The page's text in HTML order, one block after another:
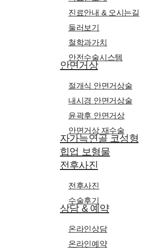
진료안내 & 오시는길
둘러보기
철학과가치
안전수술시스템
안면거상
절개식 안면거상술
내시경 안면거상술
윤곽후 안면거상
안면거상 재수술
자가늑연골 코성형
힙업 보형물
전후사진
전후사진
수술후기
상담 & 예약
온라인상담
온라인예약